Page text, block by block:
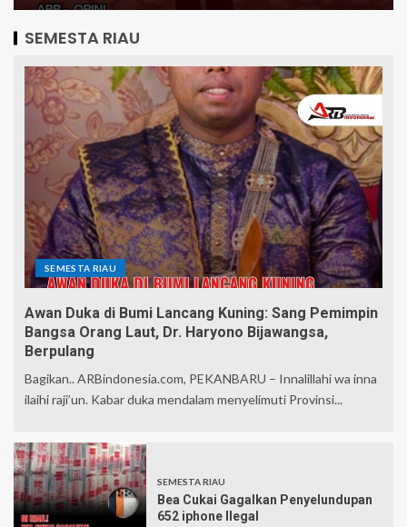
SEMESTA RIAU
SEMESTA RIAU
Awan Duka di Bumi Lancang Kuning: Sang Pemimpin
Bangsa Orang Laut, Dr. Haryono Bijawangsa,
Berpulang
Bagikan.. ARBindonesia.com, PEKANBARU – Innalillahi wa inna
ilaihi raji’un. Kabar duka mendalam menyelimuti Provinsi...
SEMESTA RIAU
Bea Cukai Gagalkan Penyelundupan
652 iphone Ilegal